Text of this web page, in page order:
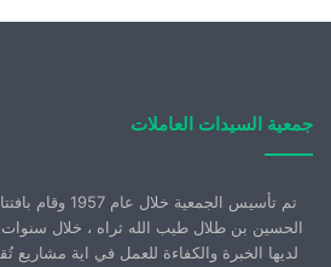
جمعية السيدات العاملات
تم تأسيس الجمعية
الحسين بن طلال طيب الله ثراه ، خلال
لديها الخبرة والكفاءة للعمل في اية مشاريع